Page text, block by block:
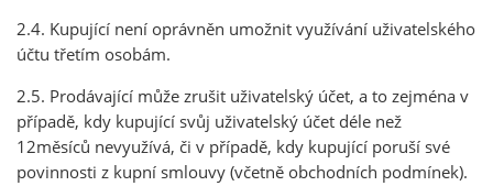
2.4. Kupující není oprávněn umožnit využívání uživatelského
účtu třetím osobám.
2.5. Prodávající může zrušit uživatelský účet, a to zejména v
případě, kdy kupující svůj uživatelský účet déle než
12měsíců nevyužívá, či v případě, kdy kupující poruší své
povinnosti z kupní smlouvy (včetně obchodních podmínek).